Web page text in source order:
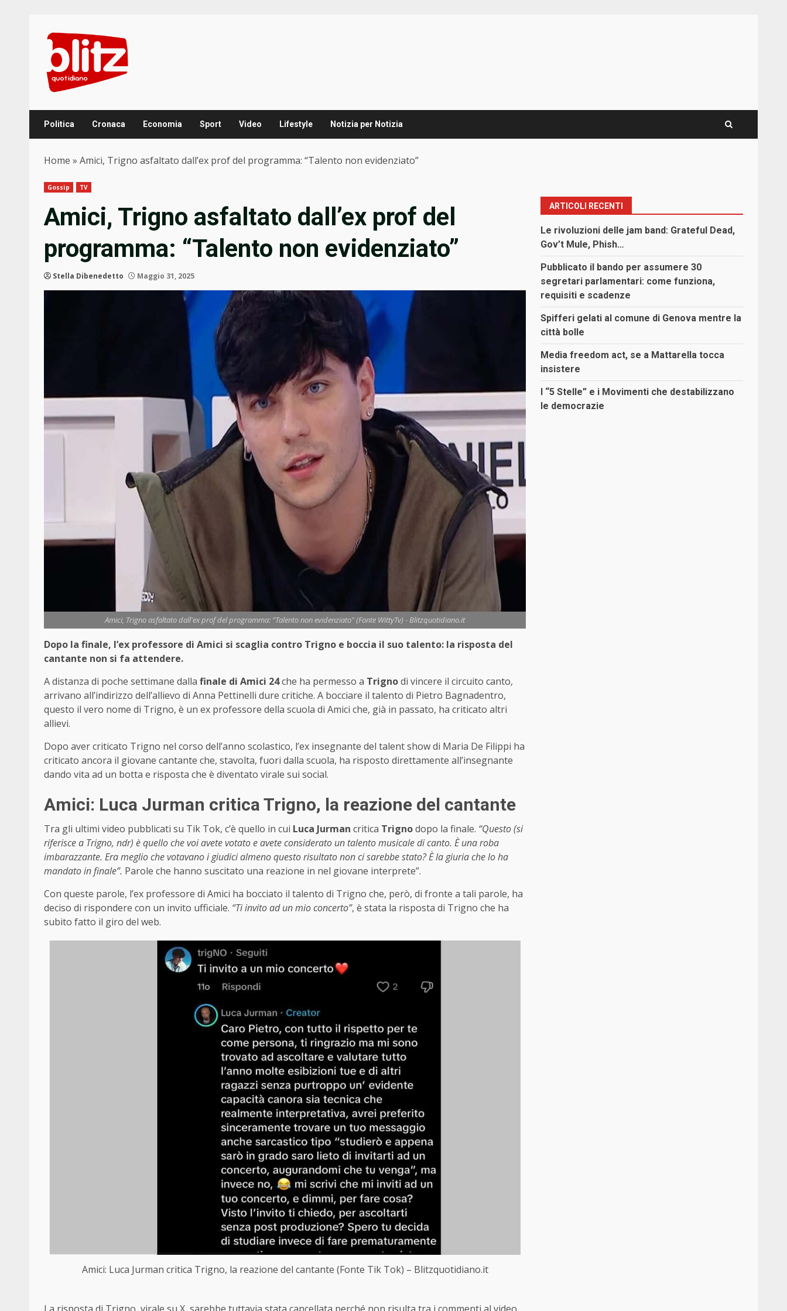
content
Politica Cronaca Economia Sport Video Lifestyle Notizia per Notizia
Home » Amici, Trigno asfaltato dall’ex prof del programma: “Talento non evidenziato”
Gossip TV
Amici, Trigno asfaltato dall’ex prof del
programma: “Talento non evidenziato”
Stella Dibenedetto Maggio 31, 2025
Amici, Trigno asfaltato dall'ex prof del programma: "Talento non evidenziato" (Fonte WittyTv) - Blitzquotidiano.it
Dopo la finale, l’ex professore di Amici si scaglia contro Trigno e boccia il suo talento: la risposta del
cantante non si fa attendere.
A distanza di poche settimane dalla finale di Amici 24che ha permesso a Trignodi vincere il circuito canto,
arrivano all’indirizzo dell’allievo di Anna Pettinelli dure critiche. A bocciare il talento di Pietro Bagnadentro,
questo il vero nome di Trigno, è un ex professore della scuola di Amici che, già in passato, ha criticato altri
allievi.
Dopo aver criticato Trigno nel corso dell’anno scolastico, l’ex insegnante del talent show di Maria De Filippi ha
criticato ancora il giovane cantante che, stavolta, fuori dalla scuola, ha risposto direttamente all’insegnante
dando vita ad un botta e risposta che è diventato virale sui social.
Amici: Luca Jurman critica Trigno, la reazione del cantante
Tra gli ultimi video pubblicati su Tik Tok, c’è quello in cui Luca Jurman critica Trignodopo la finale. “Questo (si
riferisce a Trigno, ndr) è quello che voi avete votato e avete considerato un talento musicale di canto. È una roba
imbarazzante. Era meglio che votavano i giudici almeno questo risultato non ci sarebbe stato? È la giuria che lo ha
mandato in finale”. Parole che hanno suscitato una reazione in nel giovane interprete”.
Con queste parole, l’ex professore di Amici ha bocciato il talento di Trigno che, però, di fronte a tali parole, ha
deciso di rispondere con un invito ufficiale. “Ti invito ad un mio concerto”, è stata la risposta di Trigno che ha
subito fatto il giro del web.
Amici: Luca Jurman critica Trigno, la reazione del cantante (Fonte Tik Tok) – Blitzquotidiano.it
ARTICOLI RECENTI
Le rivoluzioni delle jam band: Grateful Dead,
Gov’t Mule, Phish…
Pubblicato il bando per assumere 30
segretari parlamentari: come funziona,
requisiti e scadenze
Spifferi gelati al comune di Genova mentre la
città bolle
Media freedom act, se a Mattarella tocca
insistere
I “5 Stelle” e i Movimenti che destabilizzano
le democrazie